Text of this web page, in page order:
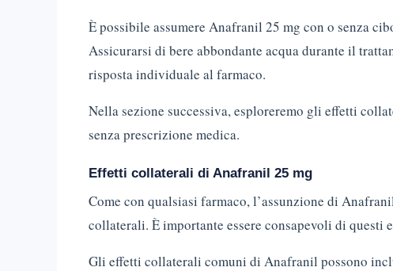
È possibile assumere Anafranil 25 mg con o senza
Assicurarsi di bere abbondante acqua durante il
risposta individuale al farmaco.
Nella sezione successiva, esploreremo gli effetti
senza prescrizione medica.
Effetti collaterali di Anafranil 25 mg
Come con qualsiasi farmaco, l’assunzione di
collaterali. È importante essere consapevoli di
Gli effetti collaterali comuni di Anafranil possono